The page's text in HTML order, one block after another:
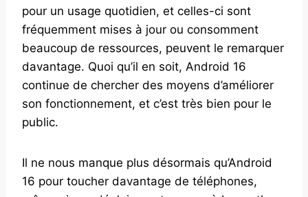
pour un usage quotidien, et celles-ci sont
fréquemment mises à jour ou consomment
beaucoup de ressources, peuvent le remarquer
davantage. Quoi qu’il en soit, Android 16
continue de chercher des moyens d’améliorer
son fonctionnement, et c’est très bien pour le
public.
Il ne nous manque plus désormais qu’Android
16 pour toucher davantage de téléphones,